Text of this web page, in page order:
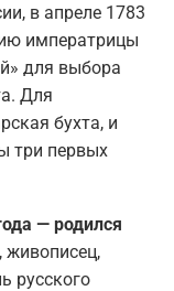
в апреле 1783
императрицы
для выбора
Для
бухта, и
три первых
— родился
, живописец,
русского